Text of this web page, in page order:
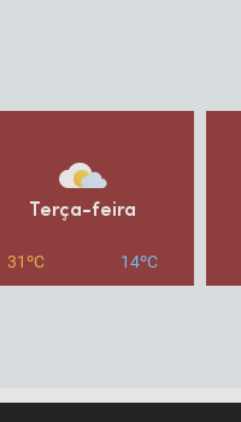
Terça-feira
31ºC 14ºC